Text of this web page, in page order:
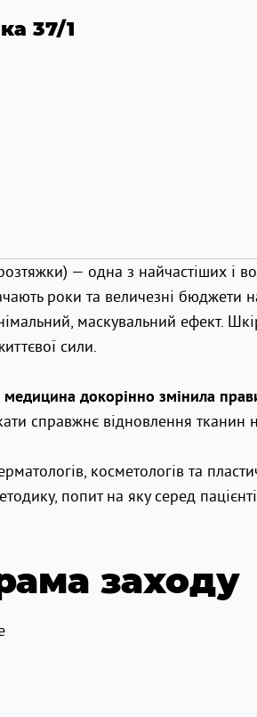
37/1
— одна з найчастіших і
роки та величезні бюджети
маскувальний ефект.
сили.
медицина докорінно змінила
справжнє відновлення тканин
косметологів та
попит на яку серед
заходу